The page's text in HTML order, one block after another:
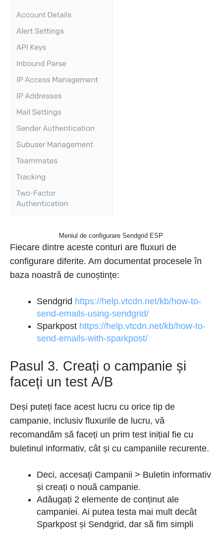
Meniul de configurare Sendgrid ESP
Fiecare dintre aceste conturi are fluxuri de
configurare diferite. Am documentat procesele în
baza noastră de cunoștințe:
Sendgrid https://help.vtcdn.net/kb/how-to-
send-emails-using-sendgrid/
Sparkpost https://help.vtcdn.net/kb/how-to-
send-emails-with-sparkpost/
Pasul 3. Creați o campanie și
faceți un test A/B
Deși puteți face acest lucru cu orice tip de
campanie, inclusiv fluxurile de lucru, vă
recomandăm să faceți un prim test inițial fie cu
buletinul informativ, cât și cu campaniile recurente.
Deci, accesați Campanii > Buletin informativ
și creați o nouă campanie.
Adăugați 2 elemente de conținut ale
campaniei. Ai putea testa mai mult decât
Sparkpost și Sendgrid, dar să fim simpli